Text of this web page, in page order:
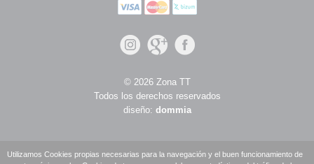
© 2026 Zona TT
Todos los derechos reservados
diseño: dommia
Utilizamos Cookies propias necesarias para la navegación y el buen funcionamiento de